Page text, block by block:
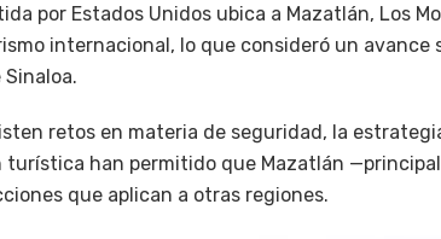
por Estados Unidos ubica a Mazatlán, Los
internacional, lo que consideró un avance
retos en materia de seguridad, la
turística han permitido que Mazatlán
que aplican a otras regiones.